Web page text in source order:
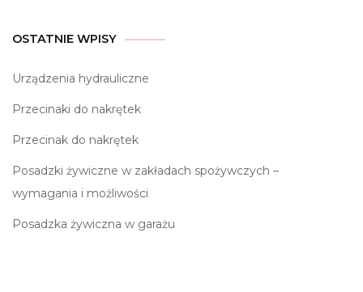
OSTATNIE WPISY
Urządzenia hydrauliczne
Przecinaki do nakrętek
Przecinak do nakrętek
Posadzki żywiczne w zakładach spożywczych –
wymagania i możliwości
Posadzka żywiczna w garażu